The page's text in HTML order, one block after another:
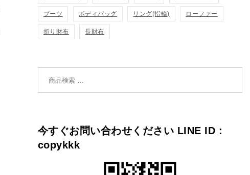
ブーツ ボディバッグ リング(指輪) ローファー
折り財布 長財布
今すぐお問い合わせください LINE ID：
copykkk